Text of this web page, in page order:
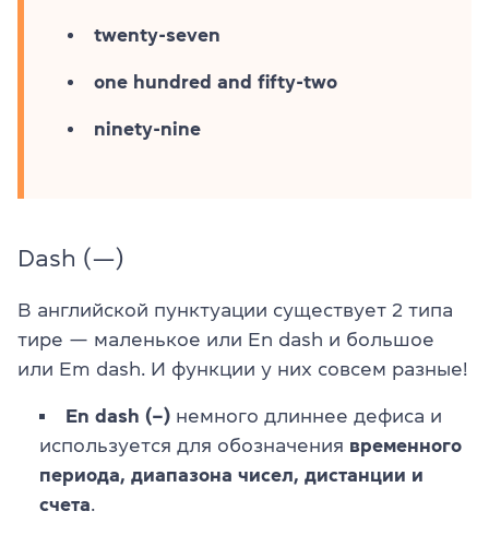
twenty-seven
one hundred and fifty-two
ninety-nine
Dash (—)
В английской пунктуации существует 2 типа
тире — маленькое или En dash и большое
или Em dash. И функции у них совсем разные!
En dash (–) немного длиннее дефиса и
используется для обозначения временного
периода, диапазона чисел, дистанции и
счета.